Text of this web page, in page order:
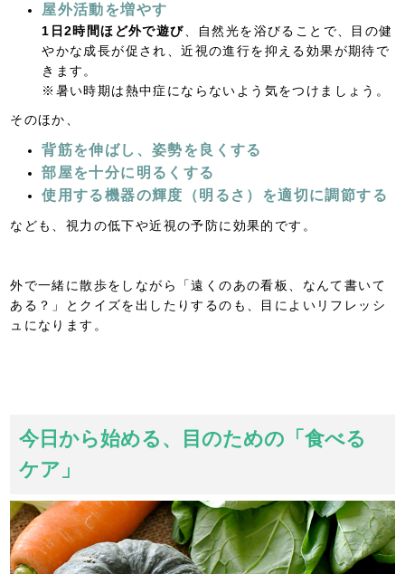
屋外活動を増やす
1日2時間ほど外で遊び 、自然光を浴びることで、目の健
やかな成長が促され、近視の進行を抑える効果が期待で
きます。
※暑い時期は熱中症にならないよう気をつけましょう。
そのほか、
背筋を伸ばし、姿勢を良くする
部屋を十分に明るくする
使用する機器の輝度（明るさ）を適切に調節する
なども、視力の低下や近視の予防に効果的です。
外で一緒に散歩をしながら「遠くのあの看板、なんて書いて
ある？」とクイズを出したりするのも、目によいリフレッシ
ュになります。
今日から始める、目のための「食べる
ケア」